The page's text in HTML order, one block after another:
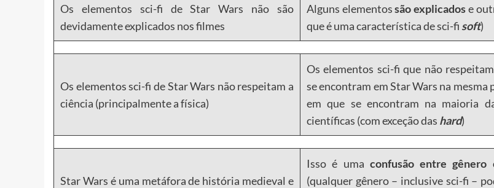
Os elementos sci-fi de Star Wars não são
devidamente explicados nos filmes
Alguns elementossão explicadose
que é uma característica de sci-fi soft)
Os elementos sci-fi de Star Wars não respeitam a
ciência (principalmente a física)
Os elementos sci-fi que não
se encontram em Star Wars na mesma
em que se encontram na maioria
científicas (com exceção das hard)
Star Wars é uma metáfora de história medieval e
Isso é uma confusão entre gênero
(qualquer gênero – inclusive sci-fi –